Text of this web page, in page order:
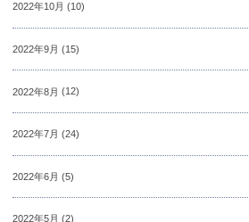
2022年10月 (10)
2022年9月 (15)
2022年8月 (12)
2022年7月 (24)
2022年6月 (5)
2022年5月 (2)